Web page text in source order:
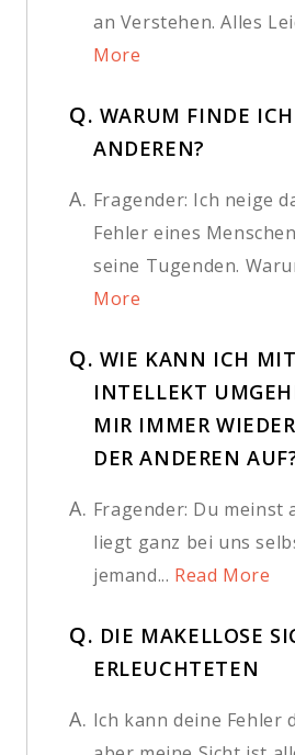
an Verstehen. Alles
More
Q. WARUM FINDE
ANDEREN?
A. Fragender: Ich neige
Fehler eines
seine Tugenden.
More
Q. WIE KANN ICH
INTELLEKT
MIR IMMER
DER ANDEREN
A. Fragender: Du meinst
liegt ganz bei uns
jemand... Read More
Q. DIE MAKELLOSE
ERLEUCHTETEN
A. Ich kann deine Fehler